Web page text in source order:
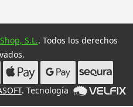
S.L.. Todos los derechos
. Tecnología